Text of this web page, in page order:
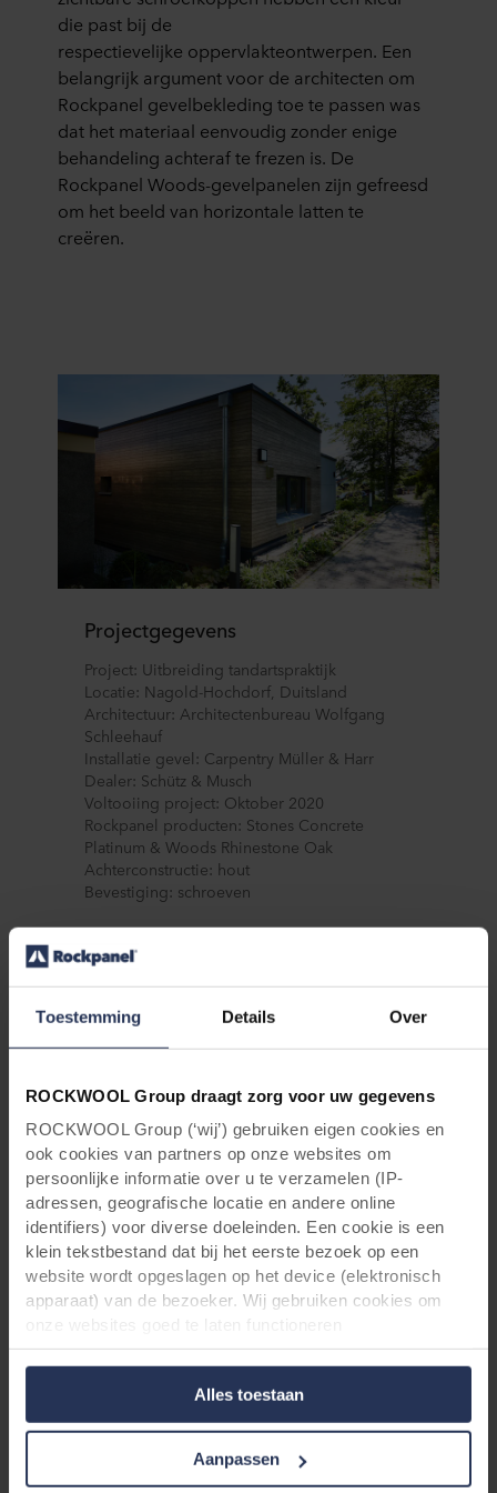
Toestemming Details Over
ROCKWOOL Group draagt zorg voor uw gegevens
ROCKWOOL Group (‘wij’) gebruiken eigen cookies en
ook cookies van partners op onze websites om
persoonlijke informatie over u te verzamelen (IP-
adressen, geografische locatie en andere online
identifiers) voor diverse doeleinden. Een cookie is een
klein tekstbestand dat bij het eerste bezoek op een
website wordt opgeslagen op het device (elektronisch
apparaat) van de bezoeker. Wij gebruiken cookies om
(‘Noodzakelijke’), om uw instellingen te onthouden en uw
gebruikerservaring te verbeteren (‘Functionele’), om uw
gedrag te analyseren en op basis daarvan de websites te
optimaliseren (‘Statistische’), en om onze content en
stemmen op uw gedrag op onze websites (‘Marketing’).
Alles toestaan
Aanpassen
die past bij de
respectievelijke oppervlakteontwerpen. Een
belangrijk argument voor de architecten om
Rockpanel gevelbekleding toe te passen was
dat het materiaal eenvoudig zonder enige
behandeling achteraf te frezen is. De
Rockpanel Woods-gevelpanelen zijn gefreesd
om het beeld van horizontale latten te
creëren.
Projectgegevens
Project: Uitbreiding tandartspraktijk
Locatie: Nagold-Hochdorf, Duitsland
Architectuur: Architectenbureau Wolfgang
Schleehauf
Installatie gevel: Carpentry Müller & Harr
Dealer: Schütz & Musch
Voltooiing project: Oktober 2020
Rockpanel producten: Stones Concrete
Platinum & Woods Rhinestone Oak
Achterconstructie: hout
Bevestiging: schroeven
Voorr architecten & aannemers:
Vraag jouw Rockpanel Woods box
aan!
Bent u architect of aannemer en bent u
benieuwd hoe Rockpanel Woods bij uw project
past? Neem contact met ons op voor jouw
brochure en stalen van onze nieuwe designs
Black Oak en Caramel Oak.
Vraag uw Woods Sample Box aan